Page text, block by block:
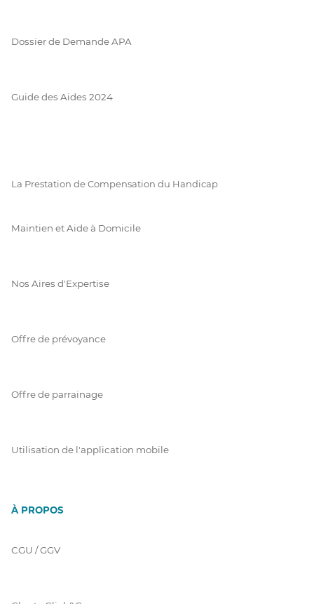
Dossier de Demande APA
Guide des Aides 2024
La Prestation de Compensation du Handicap
Maintien et Aide à Domicile
Nos Aires d'Expertise
Offre de prévoyance
Offre de parrainage
Utilisation de l'application mobile
À PROPOS
CGU / GGV